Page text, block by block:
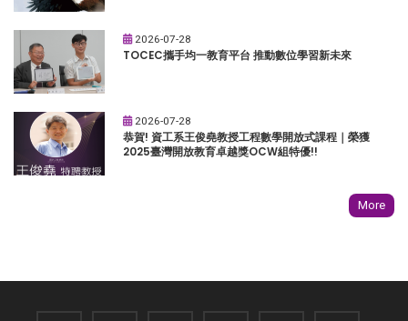
2026-07-28
TOCEC攜手均一教育平台 推動數位學習新未來
2026-07-28
恭賀! 資工系王俊堯教授工程數學開放式課程｜榮獲
2025臺灣開放教育卓越獎OCW組特優!!
More